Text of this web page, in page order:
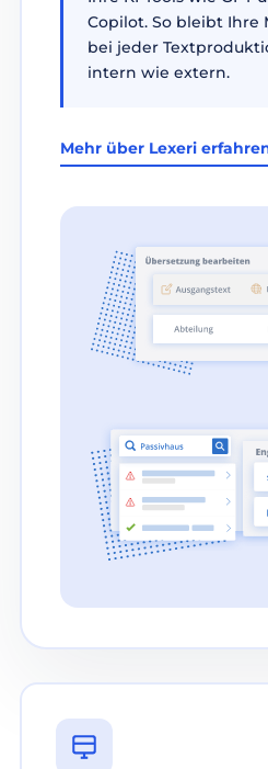
Copilot. So bleibt
bei jeder
intern wie extern.
Mehr über Lexeri